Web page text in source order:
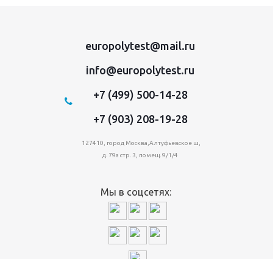
europolytest@mail.ru
info@europolytest.ru
+7 (499) 500-14-28
+7 (903) 208-19-28
127410, город Москва,Алтуфьевское ш,
д. 79а стр. 3, помещ. 9/1/4
Мы в соцсетях: